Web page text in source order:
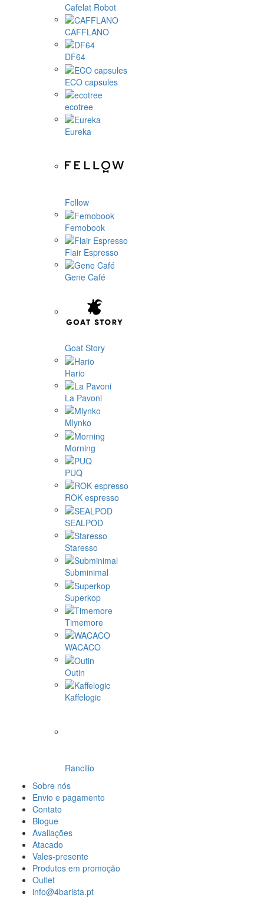
Cafelat Robot
CAFFLANO
DF64
ECO capsules
ecotree
Eureka
Fellow
Femobook
Flair Espresso
Gene Café
Goat Story
Hario
La Pavoni
Mlynko
Morning
PUQ
ROK espresso
SEALPOD
Staresso
Subminimal
Superkop
Timemore
WACACO
Outin
Kaffelogic
Rancilio
Sobre nós
Envio e pagamento
Contato
Blogue
Avaliações
Atacado
Vales-presente
Produtos em promoção
Outlet
info@4barista.pt